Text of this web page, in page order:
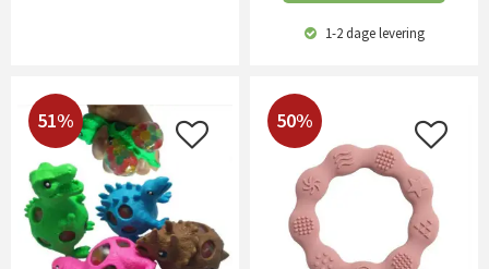
1-2 dagelevering
51% 50%